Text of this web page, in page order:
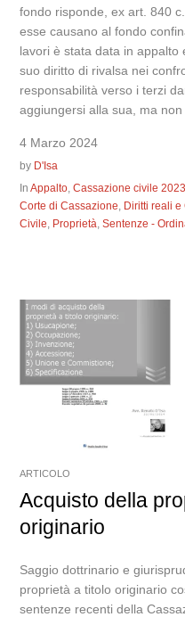
fondo risponde, ex art. 840
esse causano al fondo
lavori è stata data in
suo diritto di rivalsa nei
responsabilità verso i terzi
aggiungersi alla sua, ma
4 Marzo 2024
by D'Isa
InAppalto,Cassazione civile 2023
Corte di Cassazione, Diritti reali
Civile, Proprietà,Sentenze -
ARTICOLO
Acquisto della
originario
Saggio dottrinario e
proprietà a titolo originario
sentenze recenti della